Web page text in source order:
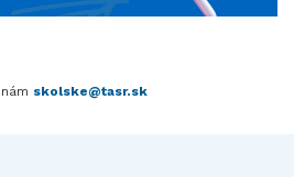
skolske@tasr.sk